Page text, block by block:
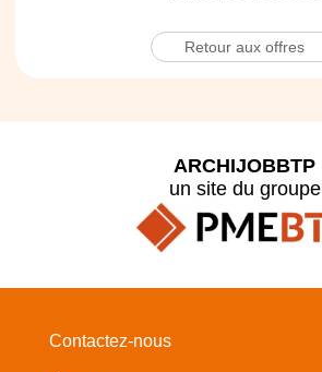
Retour aux offres
ARCHIJOBBTP
un site du groupe
Contactez-nous